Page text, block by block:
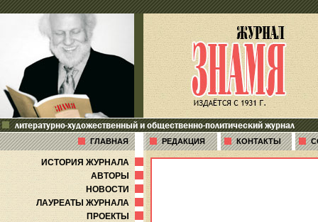
литературно-художественный и общественно-политический журнал
ГЛАВНАЯ РЕДАКЦИЯ КОНТАКТЫ
ИСТОРИЯ ЖУРНАЛА
АВТОРЫ
НОВОСТИ
ЛАУРЕАТЫ ЖУРНАЛА
ПРОЕКТЫ